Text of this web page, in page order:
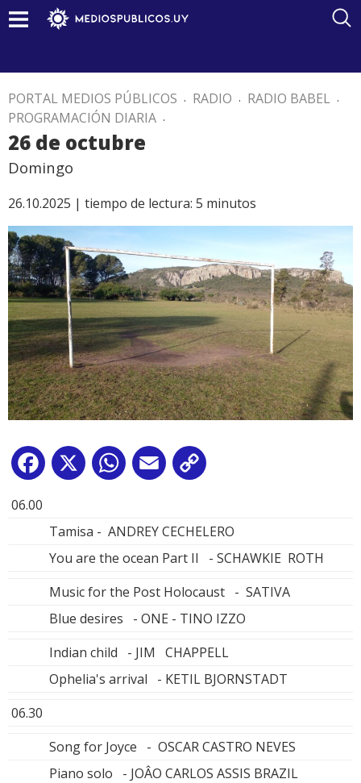
PORTAL MEDIOS PÚBLICOS . RADIO . RADIO BABEL .
PROGRAMACIÓN DIARIA .
26 de octubre
Domingo
26.10.2025 | tiempo de lectura: 5 minutos
Facebook
X WhatsApp
Email
06.00
Tamisa - ANDREY CECHELERO
You are the ocean Part II - SCHAWKIE ROTH
Music for the Post Holocaust - SATIVA
Blue desires - ONE - TINO IZZO
Indian child - JIM CHAPPELL
Ophelia's arrival - KETIL BJORNSTADT
06.30
Song for Joyce - OSCAR CASTRO NEVES
Piano solo - JOÂO CARLOS ASSIS BRAZIL